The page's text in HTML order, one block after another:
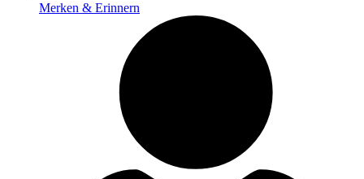
Merken & Erinnern